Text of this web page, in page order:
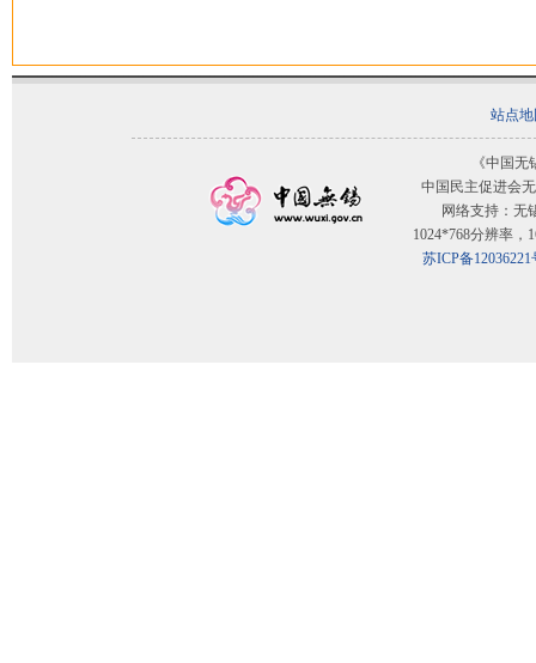
站点
《中国
中国民主促进会
网络支持：无
1024*768分辨率，
苏ICP备12036221